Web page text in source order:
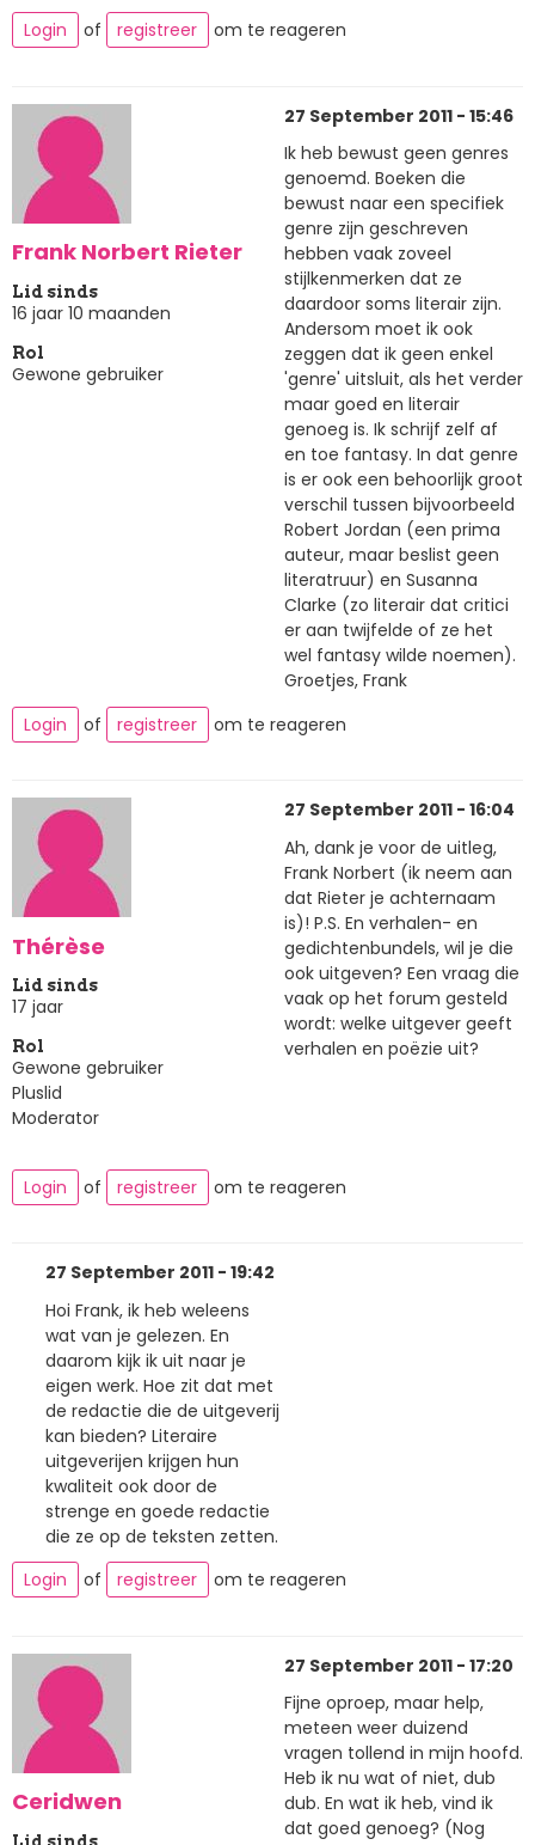
Login
of registreer om te reageren
Frank Norbert Rieter
Lid sinds
16 jaar 10 maanden
Rol
Gewone gebruiker
27 September 2011 - 15:46
Ik heb bewust geen genres
genoemd. Boeken die
bewust naar een specifiek
genre zijn geschreven
hebben vaak zoveel
stijlkenmerken dat ze
daardoor soms literair zijn.
Andersom moet ik ook
zeggen dat ik geen enkel
'genre' uitsluit, als het verder
maar goed en literair
genoeg is. Ik schrijf zelf af
en toe fantasy. In dat genre
is er ook een behoorlijk groot
verschil tussen bijvoorbeeld
Robert Jordan (een prima
auteur, maar beslist geen
literatruur) en Susanna
Clarke (zo literair dat critici
er aan twijfelde of ze het
wel fantasy wilde noemen).
Groetjes, Frank
Login
of registreer om te reageren
Thérèse
Lid sinds
17 jaar
Rol
Gewone gebruiker
Pluslid
Moderator
27 September 2011 - 16:04
Ah, dank je voor de uitleg,
Frank Norbert (ik neem aan
dat Rieter je achternaam
is)! P.S. En verhalen- en
gedichtenbundels, wil je die
ook uitgeven? Een vraag die
vaak op het forum gesteld
wordt: welke uitgever geeft
verhalen en poëzie uit?
Login of registreer om te reageren
27 September 2011 - 19:42
Hoi Frank, ik heb weleens
wat van je gelezen. En
daarom kijk ik uit naar je
eigen werk. Hoe zit dat met
de redactie die de uitgeverij
kan bieden? Literaire
uitgeverijen krijgen hun
kwaliteit ook door de
strenge en goede redactie
die ze op de teksten zetten.
Login
of registreer om te reageren
Ceridwen
Lid sinds
27 September 2011 - 17:20
Fijne oproep, maar help,
meteen weer duizend
vragen tollend in mijn hoofd.
Heb ik nu wat of niet, dub
dub. En wat ik heb, vind ik
dat goed genoeg? (Nog